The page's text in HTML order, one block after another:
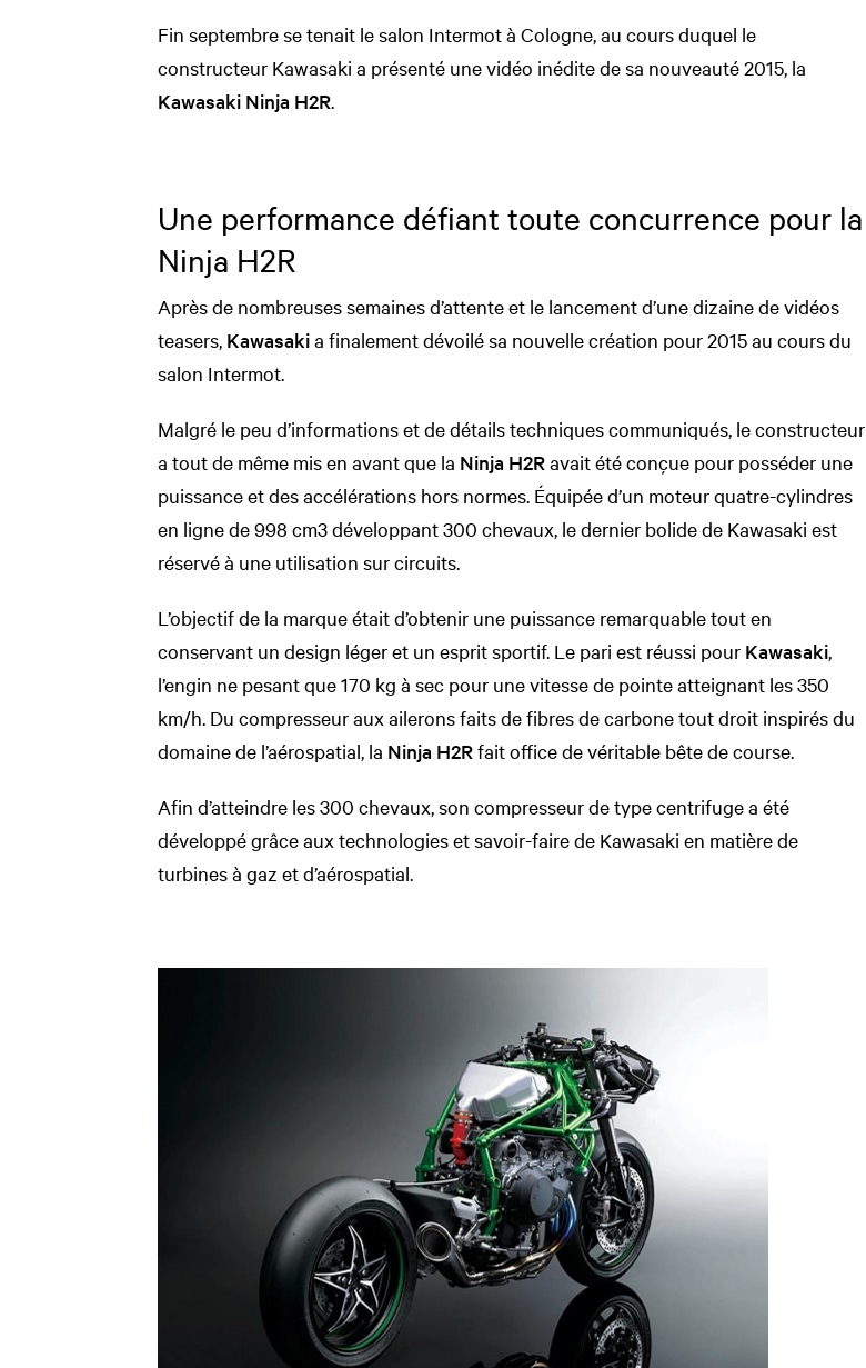
Fin septembre se tenait le salon Intermot à Cologne, au cours duquel le
constructeur Kawasaki a présenté une vidéo inédite de sa nouveauté 2015, la
Kawasaki Ninja H2R
Une performance défiant toute concurrence pour la
Ninja H2R
Après de nombreuses semaines d’attente et le lancement d’une dizaine de vidéos
teasers, Kawasakia finalement dévoilé sa nouvelle création pour 2015 au cours du
salon Intermot.
Malgré le peu d’informations et de détails techniques communiqués, le constructeur
a tout de même mis en avant que la Ninja H2Ravait été conçue pour posséder une
puissance et des accélérations hors normes. Équipée d’un moteur quatre-cylindres
en ligne de 998 cm3 développant 300 chevaux, le dernier bolide de Kawasaki est
réservé à une utilisation sur circuits.
L’objectif de la marque était d’obtenir une puissance remarquable tout en
conservant un design léger et un esprit sportif. Le pari est réussi pour Kawasaki,
l’engin ne pesant que 170 kg à sec pour une vitesse de pointe atteignant les 350
km/h. Du compresseur aux ailerons faits de fibres de carbone tout droit inspirés du
domaine de l’aérospatial, la Ninja H2Rfait office de véritable bête de course.
Afin d’atteindre les 300 chevaux, son compresseur de type centrifuge a été
développé grâce aux technologies et savoir-faire de Kawasaki en matière de
turbines à gaz et d’aérospatial.